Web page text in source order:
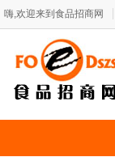
嗨,欢迎来到食品招商网